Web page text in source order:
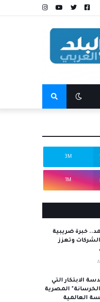
3M
1M
خبرة ضريبية
وتعزز
الابتكار التي
المصرية
العالمية